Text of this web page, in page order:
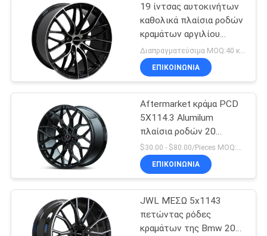
ΕΛΆΤΕ
ΕΠΑΦΉ
ΜΕ
ΖΗΤΉΣΤΕ
ΑΠΌΣΠΑΣΜΑ
SITEMAP
Διαμορφωμένες
ροή ρόδες
κραμάτων
10
Ρόδες κραμάτων
αντιγράφου
47
19 ίντσας αυτοκινήτων
καθολικά πλαίσια ροδών
κραμάτων αργιλίου
πετώντας με PCD
5x120
ΕΠΙΚΟΙΝΩΝΊΑ
Aftermarket κράμα PCD
5X114.3 Alumilum
πλαίσια ροδών 20
ιντσών
$30.00 - $80.00/Pieces MOQ:4 κομμάτια
ΕΠΙΚΟΙΝΩΝΊΑ
JWL ΜΈΣΩ 5x1143
πετώντας ρόδες
κραμάτων της Bmw 20